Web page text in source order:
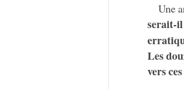
Une
serait-
Les
vers